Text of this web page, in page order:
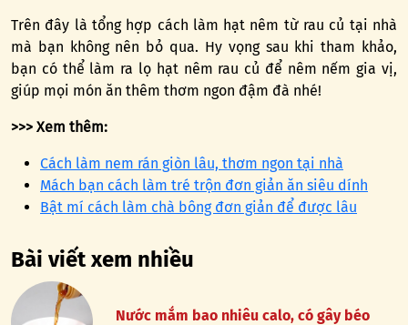
Trên đây là tổng hợp cách làm hạt nêm từ rau củ tại nhà
mà bạn không nên bỏ qua. Hy vọng sau khi tham khảo,
bạn có thể làm ra lọ hạt nêm rau củ để nêm nếm gia vị,
giúp mọi món ăn thêm thơm ngon đậm đà nhé!
>>> Xem thêm:
Cách làm nem rán giòn lâu, thơm ngon tại nhà
Mách bạn cách làm tré trộn đơn giản ăn siêu dính
Bật mí cách làm chà bông đơn giản để được lâu
Bài viết xem nhiều
Nước mắm bao nhiêu calo, có gây béo